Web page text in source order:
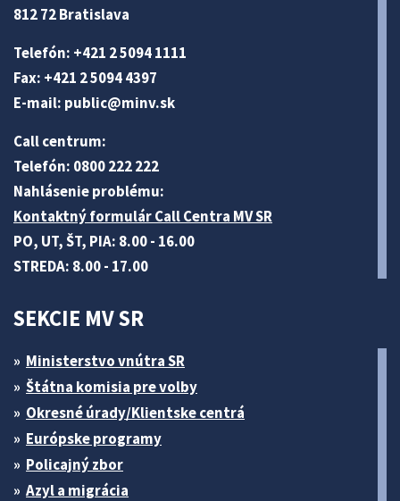
812 72 Bratislava
Telefón: +421 2 5094 1111
Fax: +421 2 5094 4397
E-mail: public@minv.sk
Call centrum:
Telefón: 0800 222 222
Nahlásenie problému:
Kontaktný formulár Call Centra MV SR
PO, UT, ŠT, PIA: 8.00 - 16.00
STREDA: 8.00 - 17.00
SEKCIE MV SR
Ministerstvo vnútra SR
Štátna komisia pre volby
Okresné úrady/Klientske centrá
Európske programy
Policajný zbor
Azyl a migrácia